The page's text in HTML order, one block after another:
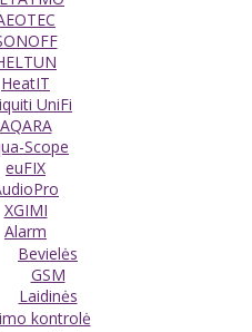
HeatIT
UniFi
AQARA
Scope
euFIX
XGIMI
Alarm
Bevielės
GSM
Laidinės
kontrolė